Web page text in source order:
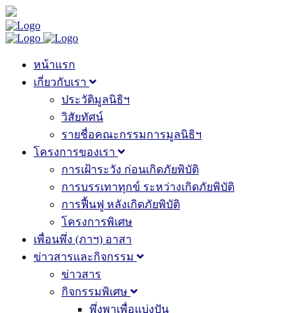
หน้าแรก
เกี่ยวกับเรา
ประวัติมูลนิธิฯ
วิสัยทัศน์
รายชื่อคณะกรรมการมูลนิธิฯ
โครงการของเรา
การเฝ้าระวัง ก่อนเกิดภัยพิบัติ
การบรรเทาทุกข์ ระหว่างเกิดภัยพิบัติ
การฟื้นฟู หลังเกิดภัยพิบัติ
โครงการพิเศษ
เพื่อนพึ่ง (ภาฯ) อาสา
ข่าวสารและกิจกรรม
ข่าวสาร
กิจกรรมพิเศษ
พึ่งพาเพื่อแบ่งปัน